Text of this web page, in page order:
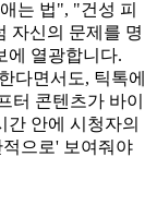
는 법", "건성 피
자신의 문제를 명
에 열광합니다.
다면서도, 틱톡에
터 콘텐츠가 바이
간 안에 시청자의
으로' 보여줘야